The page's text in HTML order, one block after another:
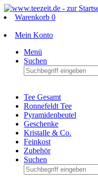
Warenkorb 0
Mein Konto
Menü
Suchen
Tee Gesamt
Ronnefeldt Tee
Pyramidenbeutel
Geschenke
Kristalle & Co.
Feinkost
Zubehör
Suchen